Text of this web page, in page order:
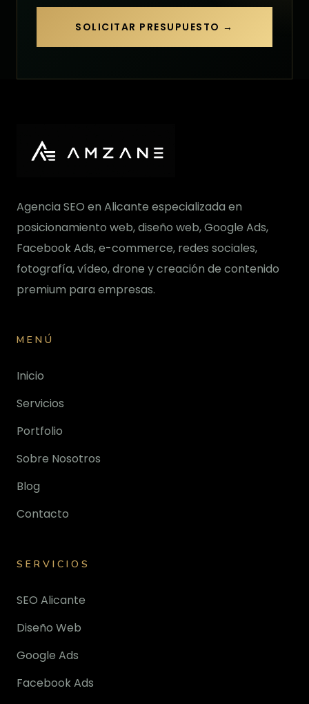
SOLICITAR PRESUPUESTO →
Agencia SEO en Alicante especializada en
posicionamiento web, diseño web, Google Ads,
Facebook Ads, e-commerce, redes sociales,
fotografía, vídeo, drone y creación de contenido
premium para empresas.
MENÚ
Inicio
Servicios
Portfolio
Sobre Nosotros
Blog
Contacto
SERVICIOS
SEO Alicante
Diseño Web
Google Ads
Facebook Ads